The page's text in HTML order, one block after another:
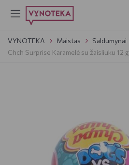
VYNOTEKA Maistas Saldumynai
Chch Surprise Karamelė su žaisliuku 12 g